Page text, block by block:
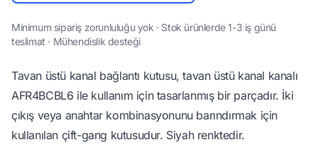
Minimum sipariş zorunluluğu yok · Stok ürünlerde 1-3 iş günü
teslimat · Mühendislik desteği
Tavan üstü kanal bağlantı kutusu, tavan üstü kanal kanalı
AFR4BCBL6 ile kullanım için tasarlanmış bir parçadır. İki
çıkış veya anahtar kombinasyonunu barındırmak için
kullanılan çift-gang kutusudur. Siyah renktedir.